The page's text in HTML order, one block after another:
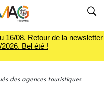
16/08. Retour de la newsletter
Bel été !
des agences touristiques